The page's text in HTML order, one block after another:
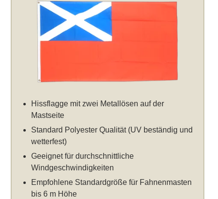
Hissflagge mit zwei Metallösen auf der
Mastseite
Standard Polyester Qualität (UV beständig und
wetterfest)
Geeignet für durchschnittliche
Windgeschwindigkeiten
Empfohlene Standardgröße für Fahnenmasten
bis 6 m Höhe